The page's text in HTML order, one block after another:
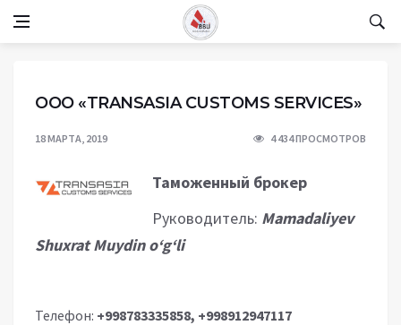
ООО «TRANSASIA CUSTOMS SERVICES»
18 МАРТА, 2019 4 434 ПРОСМОТРОВ
Таможенный брокер
Руководитель: Mamadaliyev
Shuxrat Muydin o‘g‘li
Телефон: +998783335858, +998912947117